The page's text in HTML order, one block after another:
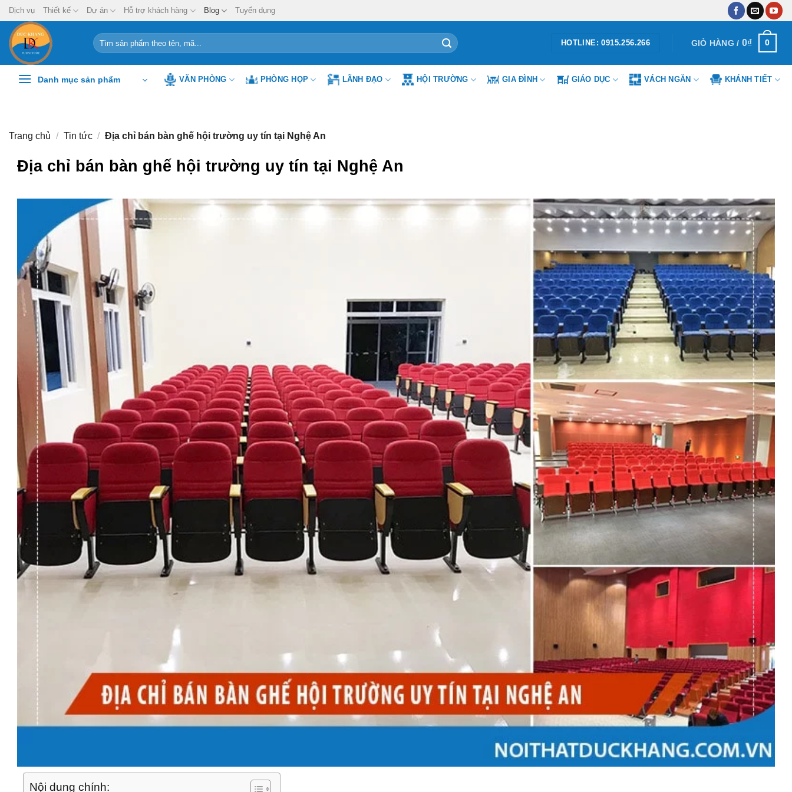
Chuyển
đến
nội
dung
Dịch vụ Thiết kế Dự án Hỗ trợ khách hàng Blog Tuyển dụng
Tìm
kiếm:
HOTLINE: 0915.256.266 GIỎ HÀNG / 0₫ 0
Danh mục sản phẩm VĂN PHÒNG PHÒNG HỌP LÃNH ĐẠO HỘI TRƯỜNG GIA ĐÌNH GIÁO DỤC VÁCH NGĂN KHÁNH TIẾT
Trang chủ / Tin tức / Địa chỉ bán bàn ghế hội trường uy tín tại Nghệ An
Địa chỉ bán bàn ghế hội trường uy tín tại Nghệ An
Nội dung chính: